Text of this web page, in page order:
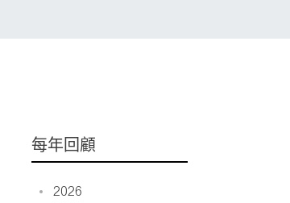
每年回顧
2026